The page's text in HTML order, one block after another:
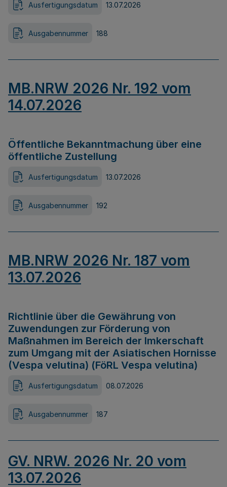
Ausfertigungsdatum 13.07.2026
Ausgabennummer 188
MB.NRW 2026 Nr. 192 vom
14.07.2026
Öffentliche Bekanntmachung über eine
öffentliche Zustellung
Ausfertigungsdatum 13.07.2026
Ausgabennummer 192
MB.NRW 2026 Nr. 187 vom
13.07.2026
Richtlinie über die Gewährung von
Zuwendungen zur Förderung von
Maßnahmen im Bereich der Imkerschaft
zum Umgang mit der Asiatischen Hornisse
(Vespa velutina) (FöRL Vespa velutina)
Ausfertigungsdatum 08.07.2026
Ausgabennummer 187
GV. NRW. 2026 Nr. 20 vom
13.07.2026